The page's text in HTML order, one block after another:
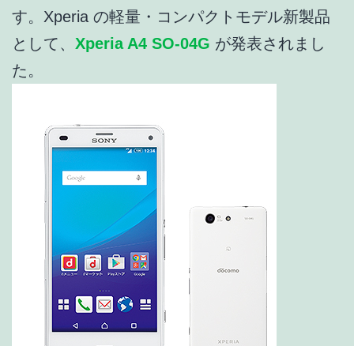
す。Xperia の軽量・コンパクトモデル新製品
として、 Xperia A4 SO-04G が発表されまし
た。